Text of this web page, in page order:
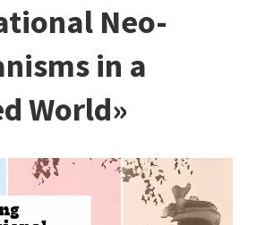
Neo-
in a
World»